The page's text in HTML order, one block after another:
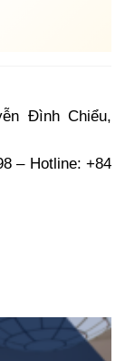
Đình Chiểu,
– Hotline: +84